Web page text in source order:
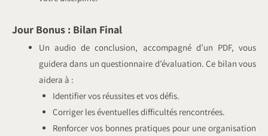
Jour Bonus : Bilan Final
Un audio de conclusion, accompagné d’un PDF, vous
guidera dans un questionnaire d’évaluation. Ce bilan vous
aidera à :
Identifier vos réussites et vos défis.
Corriger les éventuelles difficultés rencontrées.
Renforcer vos bonnes pratiques pour une organisation